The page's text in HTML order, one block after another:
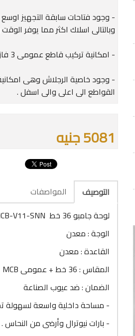
- وجود فتاحات سابقة التجهيز
وبالتالى اسلاك اكثر مما يوفر
- امكانية تركيب قاطع عمومى 3 فاز وجهاز حماية 3 فاز .
- وجود خاصية الرجلاش وهى
القواطع الى اعلى والى اسفل .
5081 جنيه
التوصيف
المواصفات
لوحة جامبو 36 خط MCB-V11-SNN بالعمومى
الوجة : معدن
القاعدة : معدن
المقاس : 36 خط + عمومى MCB
الضمان : ضد عيوب الصناعة
- مساحة داخلية واسعة لسهولة
- بارات نيوترال وأرضى من النحاس .